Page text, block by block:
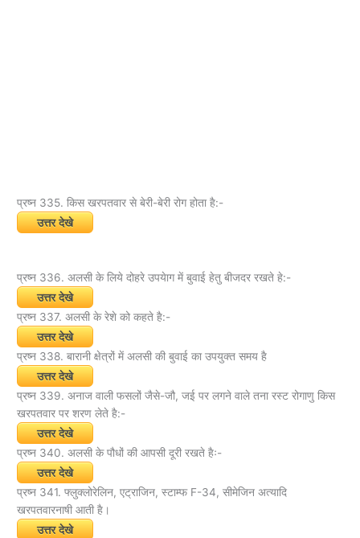
प्रष्न 335. किस खरपतवार से बेरी-बेरी रोग होता है:-
उत्तर देखे
प्रष्न 336. अलसी के लिये दोहरे उपयेाग में बुवाई हेतु बीजदर रखते हे:-
उत्तर देखे
प्रष्न 337. अलसी के रेशे को कहते है:-
उत्तर देखे
प्रष्न 338. बारानी क्षेत्रों में अलसी की बुवाई का उपयुक्त समय है
उत्तर देखे
प्रष्न 339. अनाज वाली फसलों जैसे-जौ, जई पर लगने वाले तना रस्ट रोगाणु किस
खरपतवार पर शरण लेते है:-
उत्तर देखे
प्रष्न 340. अलसी के पौधों की आपसी दूरी रखते हैः-
उत्तर देखे
प्रष्न 341. फ्लुक्लोरेलिन, एट्राजिन, स्टाम्फ F-34, सीमेजिन अत्यादि
खरपतवारनाषी आती है।
उत्तर देखे